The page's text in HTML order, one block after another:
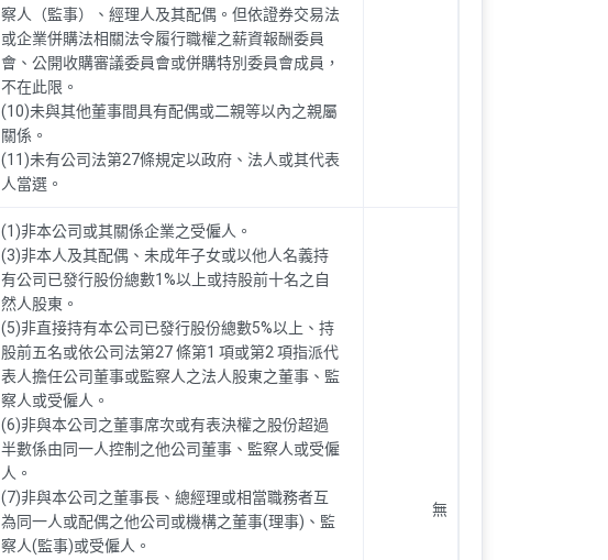
察人（監事）、經理人及其配偶。但依證券交易法
或企業併購法相關法令履行職權之薪資報酬委員
會、公開收購審議委員會或併購特別委員會成員，
不在此限。
(10)未與其他董事間具有配偶或二親等以內之親屬
關係。
(11)未有公司法第27條規定以政府、法人或其代表
人當選。
(1)非本公司或其關係企業之受僱人。
(3)非本人及其配偶、未成年子女或以他人名義持
有公司已發行股份總數1%以上或持股前十名之自
然人股東。
(5)非直接持有本公司已發行股份總數5%以上、持
股前五名或依公司法第27 條第1 項或第2 項指派代
表人擔任公司董事或監察人之法人股東之董事、監
察人或受僱人。
(6)非與本公司之董事席次或有表決權之股份超過
半數係由同一人控制之他公司董事、監察人或受僱
人。
(7)非與本公司之董事長、總經理或相當職務者互
為同一人或配偶之他公司或機構之董事(理事)、監
察人(監事)或受僱人。
無